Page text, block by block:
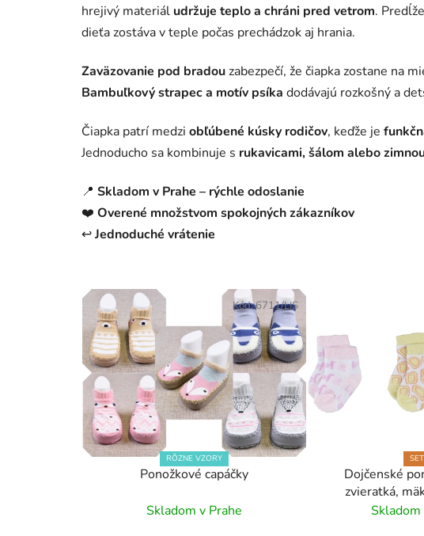
hrejivý materiál udržuje teplo a chráni pred vetrom.
dieťa zostáva v teple počas prechádzok aj hrania.
Zaväzovanie pod bradouzabezpečí, že čiapka zostane na
Bambuľkový strapec a motív psíka dodávajú rozkošný a
Čiapka patrí medzi obľúbené kúsky rodičov, keďže je
Jednoducho sa kombinuje s rukavicami, šálom alebo
📍 Skladom v Prahe – rýchle odoslanie
❤️ Overené množstvom spokojných zákazníkov
↩️Jednoduché vrátenie
RÔZNE VZORY
Ponožkové capáčky
Skladom v Prahe
Kód:6711/LIS
Dojčenské
zvieratká,
pohodlné
Skladom